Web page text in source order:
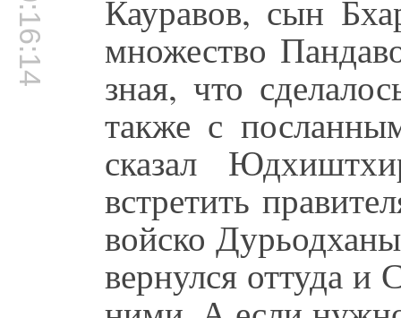
00:16:14 Кауравов, сын
множество
зная, что
также с
сказал
встретить
войско
вернулся оттуда и